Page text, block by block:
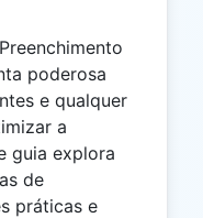
poderosa
e qualquer
a
guia explora
de
práticas e